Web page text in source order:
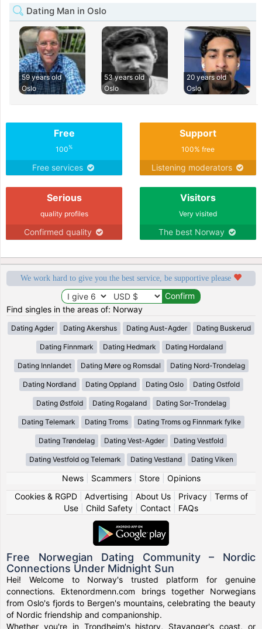
Dating Man in Oslo
59 years old
Oslo
53 years old
Oslo
20 years old
Oslo
Free
100%
Free services
Support
100% free
Listening moderators
Serious
quality profiles
Confirmed quality
Visitors
Very visited
The best Norway
We work hard to give you the best service, be supportive please
Find singles in the areas of: Norway
Dating Agder Dating Akershus Dating Aust-Agder Dating Buskerud
Dating Finnmark Dating Hedmark Dating Hordaland
Dating Innlandet Dating Møre og Romsdal Dating Nord-Trondelag
Dating Nordland Dating Oppland Dating Oslo Dating Ostfold
Dating Østfold Dating Rogaland Dating Sor-Trondelag
Dating Telemark Dating Troms Dating Troms og Finnmark fylke
Dating Trøndelag Dating Vest-Agder Dating Vestfold
Dating Vestfold og Telemark Dating Vestland Dating Viken
News| Scammers| Store| Opinions
Cookies & RGPD| Advertising About Us| Privacy| Terms of
Use
Child Safety Contact FAQs
Free Norwegian Dating Community – Nordic
Connections Under Midnight Sun
Hei! Welcome to Norway's trusted platform for genuine
connections. Ektenordmenn.com brings together Norwegians
from Oslo's fjords to Bergen's mountains, celebrating the beauty
of Nordic friendship and companionship.
Whether you're in Trondheim's history, Stavanger's coast, or